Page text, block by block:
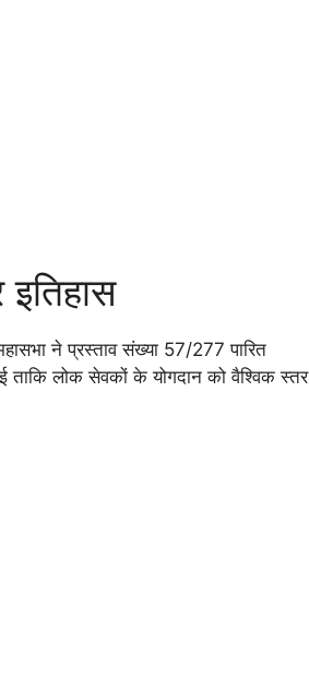
ने प्रस्ताव संख्या 57/277 पारित
ताकि लोक सेवकों के योगदान को वैश्विक स्तर